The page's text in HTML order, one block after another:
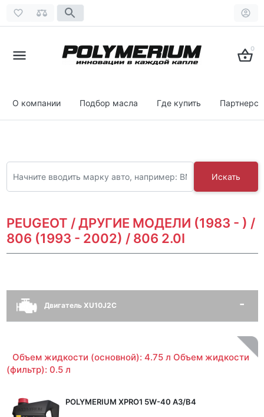
0
О компании Подбор масла Где купить
Искать
PEUGEOT / ДРУГИЕ МОДЕЛИ (1983 - ) /
806 (1993 - 2002) / 806 2.0I
Двигатель XU10J2C
Объем жидкости (основной): 4.75 л Объем жидкости
(фильтр): 0.5 л
POLYMERIUM XPRO1 5W-40 A3/B4